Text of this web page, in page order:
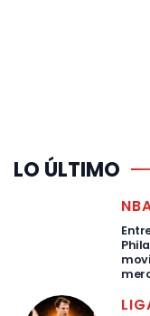
LO ÚLTIMO